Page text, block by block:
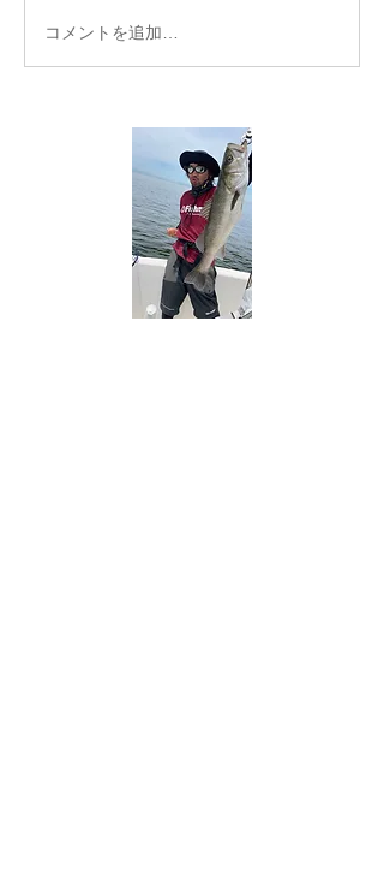
名古屋港ボートフィッシ
コメントを追加…